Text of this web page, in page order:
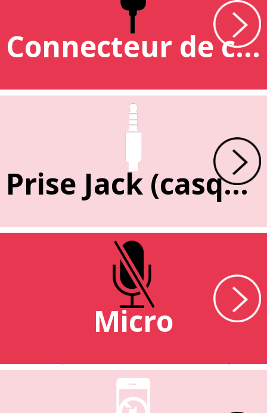
Connecteur de charge
Prise Jack (casque)
Micro